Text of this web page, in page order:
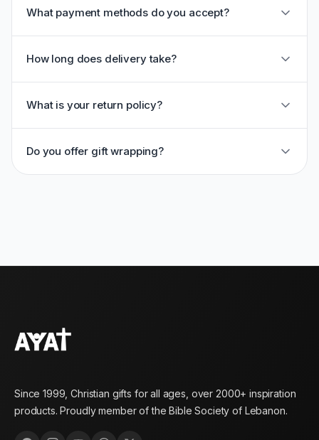
What payment methods do you accept?
How long does delivery take?
What is your return policy?
Do you offer gift wrapping?
Since 1999, Christian gifts for all ages, over 2000+ inspiration
products. Proudly member of the Bible Society of Lebanon.